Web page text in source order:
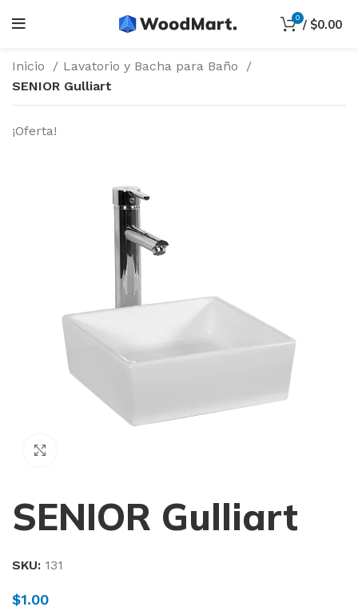
0 / $0.00
Inicio
Lavatorio y Bacha para Baño
SENIOR Gulliart
¡Oferta!
SENIOR Gulliart
SKU: 131
$1.00